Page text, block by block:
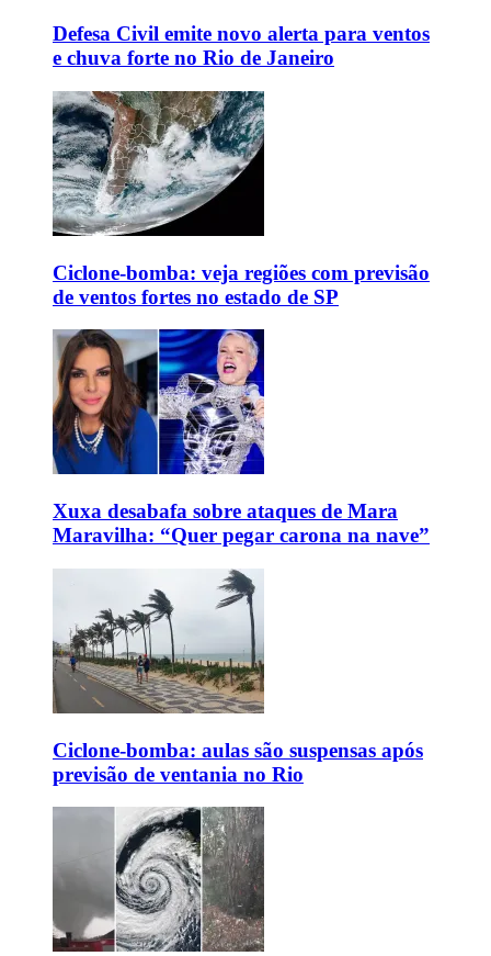
Defesa Civil emite novo alerta para ventos
e chuva forte no Rio de Janeiro
Ciclone-bomba: veja regiões com previsão
de ventos fortes no estado de SP
Xuxa desabafa sobre ataques de Mara
Maravilha: “Quer pegar carona na nave”
Ciclone-bomba: aulas são suspensas após
previsão de ventania no Rio